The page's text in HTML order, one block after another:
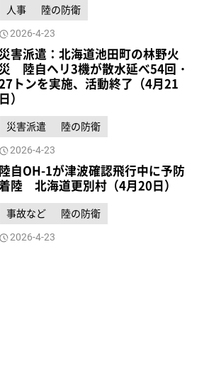
人事 陸の防衛
2026-4-23
災害派遣：北海道池田町の林野火
災 陸自ヘリ3機が散水延べ54回・
トンを実施、活動終了（4月21
日）
災害派遣 陸の防衛
2026-4-23
陸自OH-1が津波確認飛行中に予防
陸 北海道更別村（4月20日）
事故など 陸の防衛
2026-4-23